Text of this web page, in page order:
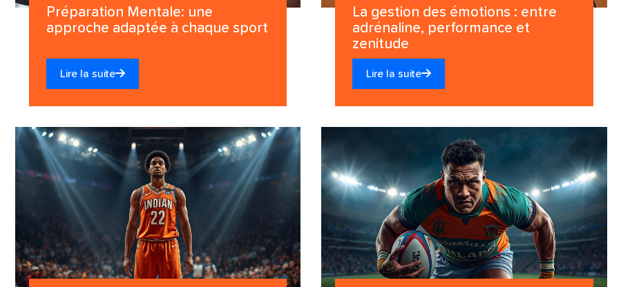
Préparation Mentale: une
approche adaptée à chaque sport
Lire la suite
La gestion des émotions : entre
adrénaline, performance et
zenitude
Lire la suite